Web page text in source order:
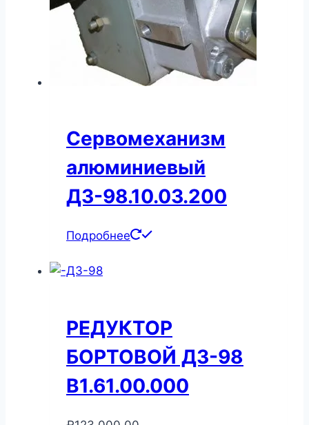
Сервомеханизм
алюминиевый
ДЗ-98.10.03.200
Подробнее
РЕДУКТОР
БОРТОВОЙ ДЗ-98
В1.61.00.000